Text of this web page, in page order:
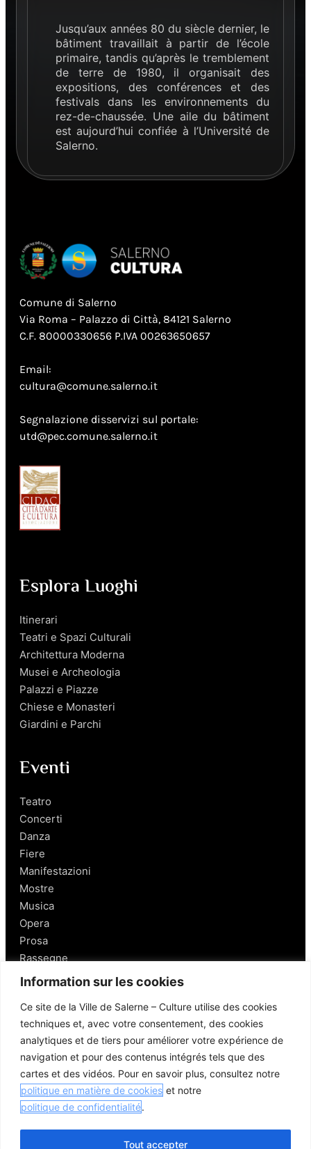
Information sur les cookies
Ce site de la Ville de Salerne – Culture utilise des cookies
techniques et, avec votre consentement, des cookies
analytiques et de tiers pour améliorer votre expérience de
navigation et pour des contenus intégrés tels que des
cartes et des vidéos. Pour en savoir plus, consultez notre
politique en matière de cookies et notre
politique de confidentialité.
Tout accepter
Jusqu’aux années 80 du siècle dernier, le
bâtiment travaillait à partir de l’école
primaire, tandis qu’après le tremblement
de terre de 1980, il organisait des
expositions, des conférences et des
festivals dans les environnements du
rez-de-chaussée. Une aile du bâtiment
est aujourd’hui confiée à l’Université de
Salerno.
Comune di Salerno
Via Roma – Palazzo di Città, 84121 Salerno
C.F. 80000330656 P.IVA 00263650657
Email:
cultura@comune.salerno.it
Segnalazione disservizi sul portale:
utd@pec.comune.salerno.it
Esplora Luoghi
Itinerari
Teatri e Spazi Culturali
Architettura Moderna
Musei e Archeologia
Palazzi e Piazze
Chiese e Monasteri
Giardini e Parchi
Eventi
Teatro
Concerti
Danza
Fiere
Manifestazioni
Mostre
Musica
Opera
Prosa
Rassegne
Salerno
Personaggi
Enogastronomia
Mobilità a Salerno
Luoghi nei Dintorni
Link utili